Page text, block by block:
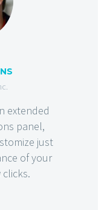
extended
panel,
just
of your